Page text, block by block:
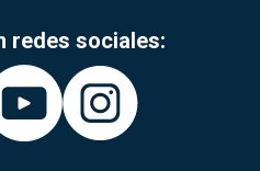
redes sociales: